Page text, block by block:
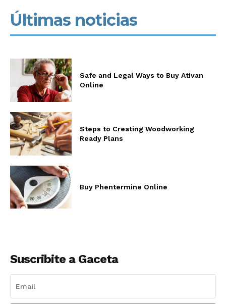
Últimas noticias
Safe and Legal Ways to Buy Ativan
Online
Steps to Creating Woodworking
Ready Plans
Buy Phentermine Online
Suscribite a Gaceta